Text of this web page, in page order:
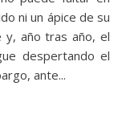
ni un ápice de su
y, año tras año, el
despertando el
ante...